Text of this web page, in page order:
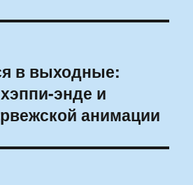
в выходные:
энде и
анимации